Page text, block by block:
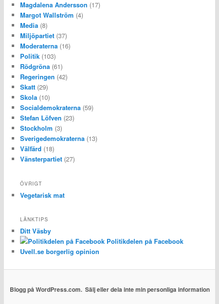
Magdalena Andersson (17)
Margot Wallström (4)
Media(8)
Miljöpartiet(37)
Moderaterna(16)
Politik(103)
Rödgröna(61)
Regeringen (42)
Skatt(29)
Skola(10)
Socialdemokraterna(59)
Stefan Löfven (23)
Stockholm (3)
Sverigedemokraterna(13)
Välfärd (18)
Vänsterpartiet(27)
ÖVRIGT
Vegetarisk mat
LÄNKTIPS
Ditt Väsby
Politikdelen på Facebook
Uvell.se borgerlig opinion
Blogg på WordPress.com. Sälj eller dela inte min personliga information